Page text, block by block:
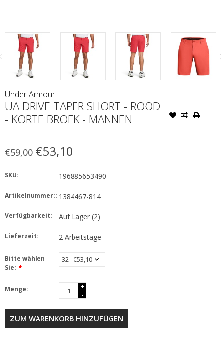
Under Armour
UA DRIVE TAPER SHORT - ROOD
- KORTE BROEK - MANNEN
€59,00 €53,10
SKU: 196885653490
Artikelnummer:: 1384467-814
Verfügbarkeit: Auf Lager(2)
Lieferzeit: 2 Arbeitstage
Bitte wählen
Sie: *
Menge:
+
-
ZUM WARENKORB HINZUFÜGEN